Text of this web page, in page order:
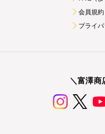
会員規約
プライ
＼富澤商